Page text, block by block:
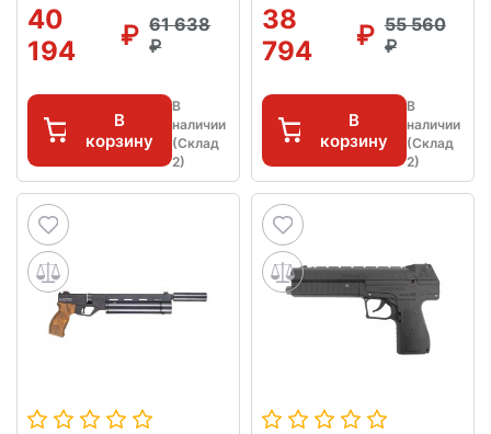
40
194
61 638
В
корзину
В
наличии
(Склад
2)
38
794
55 560
В
корзину
В
наличии
(Склад
2)